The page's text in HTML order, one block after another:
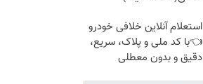
استعلام آنلاین خلافی خودرو
👈با کد ملی و پلاک، سریع،
دقیق و بدون معطلی